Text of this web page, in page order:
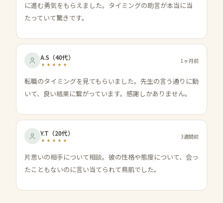
に進む勇気をもらえました。タイミングの助言が本当に当
たっていて驚きです。
A.S （40代） 1ヶ月前
転職のタイミングを見てもらいました。先生の言う通りに動
いて、良い結果に繋がっています。感謝しかありません。
Y.T （20代） 3週間前
片思いの相手について相談。彼の性格や態度について、会っ
たこともないのに言い当てられて鳥肌でした。